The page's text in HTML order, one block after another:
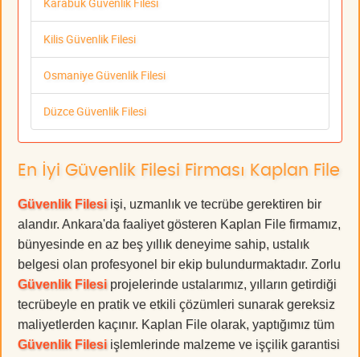
Kilis Güvenlik Filesi
Osmaniye Güvenlik Filesi
Düzce Güvenlik Filesi
En İyi Güvenlik Filesi Firması Kaplan File
Güvenlik Filesi işi, uzmanlık ve tecrübe gerektiren bir
alandır. Ankara'da faaliyet gösteren Kaplan File firmamız,
bünyesinde en az beş yıllık deneyime sahip, ustalık
belgesi olan profesyonel bir ekip bulundurmaktadır. Zorlu
Güvenlik Filesi projelerinde ustalarımız, yılların getirdiği
tecrübeyle en pratik ve etkili çözümleri sunarak gereksiz
maliyetlerden kaçınır. Kaplan File olarak, yaptığımız tüm
Güvenlik Filesi işlemlerinde malzeme ve işçilik garantisi